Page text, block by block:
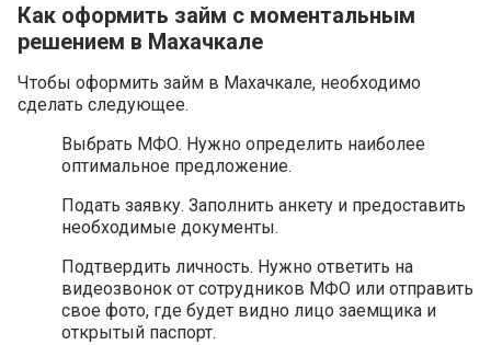
Как оформить займ с моментальным
решением в Махачкале
Чтобы оформить займ в Махачкале, необходимо
сделать следующее.
Выбрать МФО. Нужно определить наиболее
оптимальное предложение.
Подать заявку. Заполнить анкету и предоставить
необходимые документы.
Подтвердить личность. Нужно ответить на
видеозвонок от сотрудников МФО или отправить
свое фото, где будет видно лицо заемщика и
открытый паспорт.